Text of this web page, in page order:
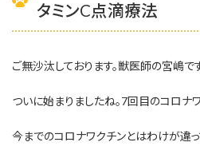
タミンC点滴療法
ご無沙汰しております。獣医師の宮嶋です
ついに始まりましたね。7回目のコロナワ
今までのコロナワクチンとはわけが違